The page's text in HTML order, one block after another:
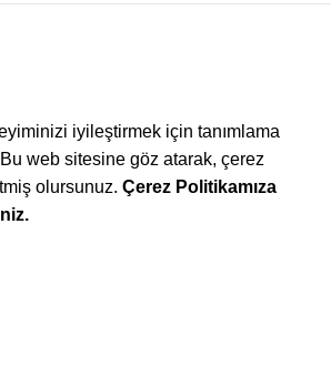
iyileştirmek için tanımlama
web sitesine göz atarak, çerez
olursunuz. Çerez Politikamıza